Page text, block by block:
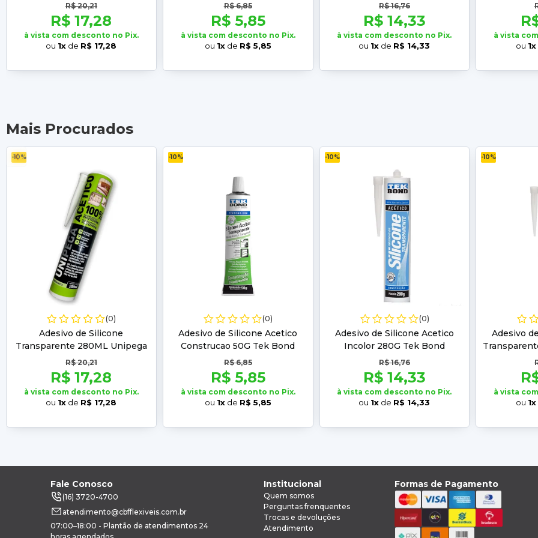
R$ 20,21
R$ 17,28
à vista com desconto no Pix.
ou 1x de R$ 17,28
R$ 6,85
R$ 5,85
à vista com desconto no Pix.
ou 1xde R$ 5,85
R$ 16,76
R$ 14,33
à vista com desconto no Pix.
ou 1x de R$ 14,33
à vista
ou 1x
Mais Procurados
-10%
(0)
Adesivo de Silicone
Transparente 280ML Unipega
R$ 20,21
R$ 17,28
à vista com desconto no Pix.
ou 1x de R$ 17,28
-10%
(0)
Adesivo de Silicone Acetico
Construcao 50G Tek Bond
R$ 6,85
R$ 5,85
à vista com desconto no Pix.
ou 1xde R$ 5,85
-10%
(0)
Adesivo de Silicone Acetico
Incolor 280G Tek Bond
R$ 16,76
R$ 14,33
à vista com desconto no Pix.
ou 1x de R$ 14,33
-10%
Adesivo
à vista
ou 1x
Fale Conosco
(16) 3720-4700
atendimento@cbfflexiveis.com.br
07:00–18:00 - Plantão de atendimentos 24
Institucional
Quem somos
Perguntas frenquentes
Trocas e devoluções
Atendimento
Formas de Pagamento